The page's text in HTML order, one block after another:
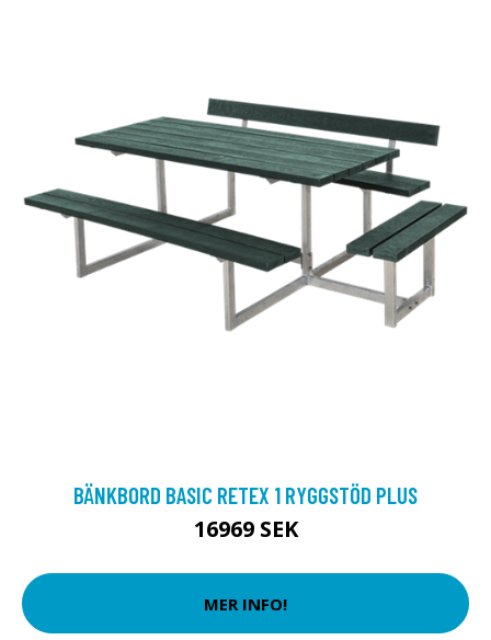
BÄNKBORD BASIC RETEX 1 RYGGSTÖD PLUS
16969 SEK
MER INFO!